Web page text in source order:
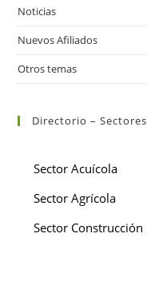
Noticias
Nuevos Afiliados
Otros temas
Directorio – Sectores
Sector Acuícola
Sector Agrícola
Sector Construcción